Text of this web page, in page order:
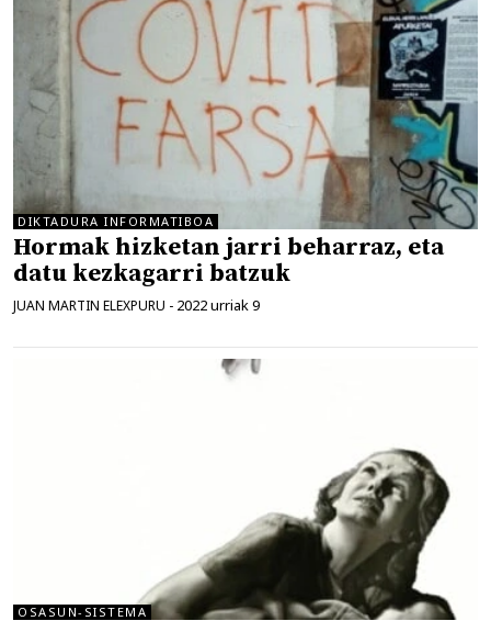
DIKTADURA INFORMATIBOA
Hormak hizketan jarri beharraz, eta
datu kezkagarri batzuk
JUAN MARTIN ELEXPURU - 2022 urriak 9
OSASUN-SISTEMA